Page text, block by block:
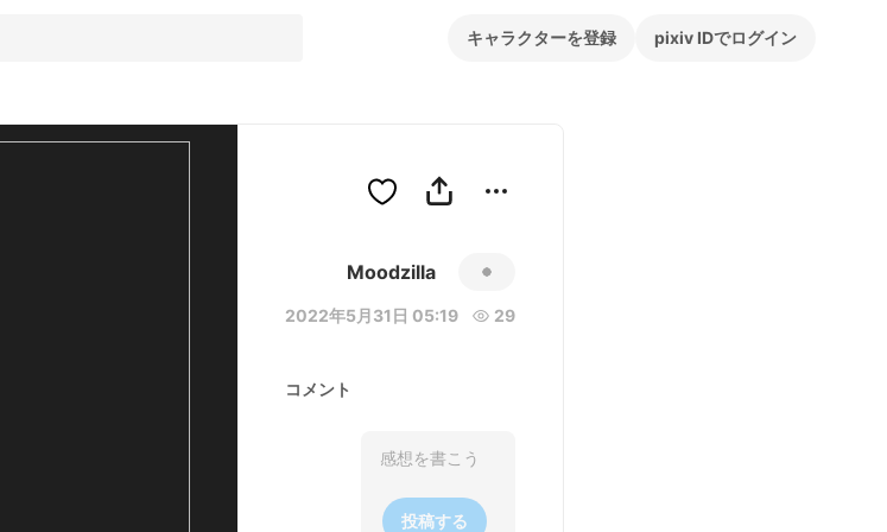
キャラクターを登録 pixiv IDでログイン
Moodzilla
2022年5月31日 05:19 29
コメント
投稿する